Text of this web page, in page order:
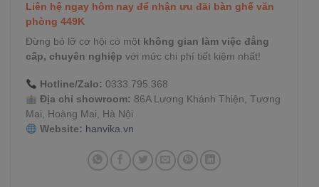
Liên hệ ngay hôm nay để nhận ưu đãi bàn ghế văn
phòng 449K
Đừng bỏ lỡ cơ hội có một không gian làm việc đẳng
cấp, chuyên nghiệp với mức chi phí tiết kiệm nhất!
Hotline/Zalo: 0333.795.368
Địa chỉ showroom: 86A Lương Khánh Thiện, Tương
Mai, Hoàng Mai, Hà Nội
Website: hanvika.vn